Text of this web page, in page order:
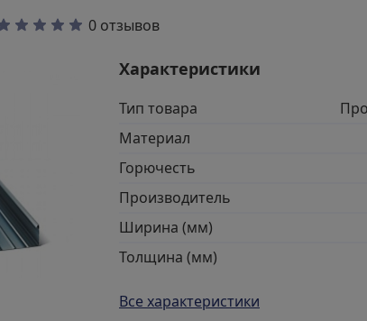
0 отзывов
Характеристики
Тип товара
Материал
Горючесть
Производитель
Ширина (мм)
Толщина (мм)
Все характеристики